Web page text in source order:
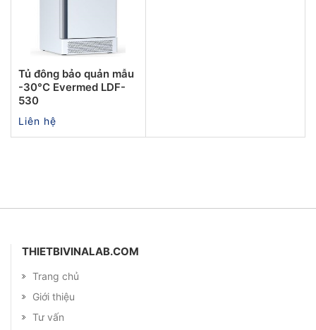
Tủ đông bảo quản mẫu
-30°C Evermed LDF-
530
Liên hệ
THIETBIVINALAB.COM
Trang chủ
Giới thiệu
Tư vấn